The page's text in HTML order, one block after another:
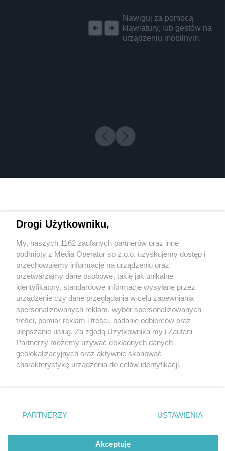
Nawiguj za pomocą
klawiatury, lub gestów na
urządzeniu mobilnym.
8 / 0
Wydawca mediów lokalnych
Nie zapomnij
zapoznać się z:
polityką prywatności regulamin korzystania z portali
Twojemiasto
Piekary Śląskie
Chorzów
Tarnowskie Góry
Gliwice
Skontakuj sięz nami
Kontakt
Wydawca
Redakcja
Drogi Użytkowniku,
My, naszych 1162 zaufanych partnerów oraz inne
podmioty z Media Operator sp z.o.o. uzyskujemy dostęp i
przechowujemy informacje na urządzeniu oraz
przetwarzamy dane osobowe, takie jak unikalne
identyfikatory, standardowe informacje wysyłane przez
urządzenie czy dane przeglądania w celu zapewniania
spersonalizowanych reklam, wybór spersonalizowanych
treści, pomiar reklam i treści, badanie odbiorców oraz
ulepszanie usług. Za zgodą Użytkownika my i Zaufani
Partnerzy możemy używać dokładnych danych
geolokalizacyjnych oraz aktywnie skanować
charakterystykę urządzenia do celów identyfikacji.
zmienić/wycofać klikając przycisk ustawień prywatności
znajdujący się w lewym dolnym rogu strony
rodzaje przetwarzania danych nie wymagają zgody
użytkownika, ale masz prawo sprzeciwić się takiemu
PARTNERZY USTAWIENIA
Akceptuję